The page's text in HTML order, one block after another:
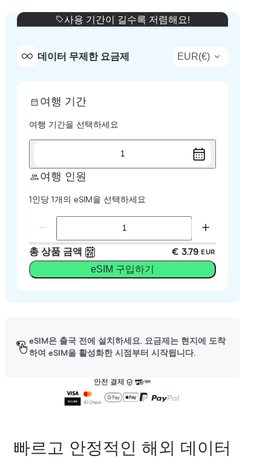
사용 기간이 길수록 저렴해요!
데이터 무제한 요금제 EUR(€)
여행 기간
여행 기간을 선택하세요
1
여행 인원
1인당 1개의 eSIM을 선택하세요
총 상품 금액 € 3.79 EUR
eSIM 구입하기
eSIM은 출국 전에 설치하세요. 요금제는 현지에 도착
하여 eSIM을 활성화한 시점부터 시작됩니다.
안전 결제
빠르고 안정적인 해외 데이터